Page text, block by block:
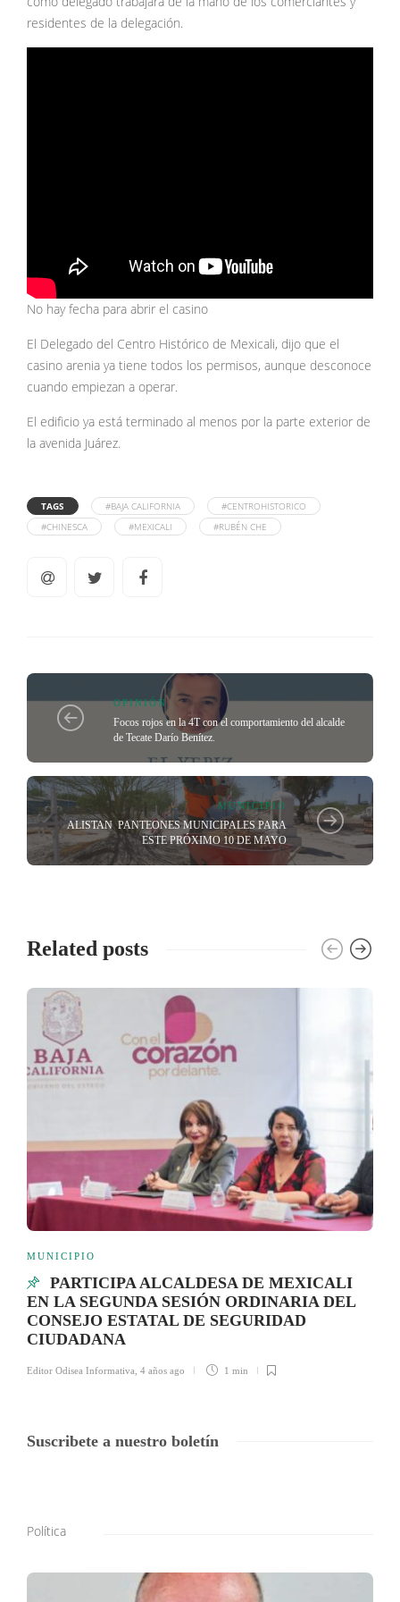
residentes de la delegación.
No hay fecha para abrir el casino
El Delegado del Centro Histórico de Mexicali, dijo que el
casino arenia ya tiene todos los permisos, aunque desconoce
cuando empiezan a operar.
El edificio ya está terminado al menos por la parte exterior de
la avenida Juárez.
TAGS #BAJA CALIFORNIA
#CENTROHISTORICO
#CHINESCA
#MEXICALI #RUBÉN CHE
OPINIÓN
Focos rojos en la 4T con el comportamiento del alcalde
de Tecate Darío Benítez.
MUNICIPIO
ALISTAN PANTEONES MUNICIPALES PARA
ESTE PRÓXIMO 10 DE MAYO
Related posts
MUNICIPIO
PARTICIPA ALCALDESA DE MEXICALI
EN LA SEGUNDA SESIÓN ORDINARIA DEL
CONSEJO ESTATAL DE SEGURIDAD
CIUDADANA
Editor Odisea Informativa 4 años ago 1 min
Suscribete a nuestro boletín
Política